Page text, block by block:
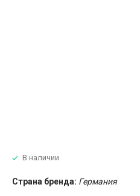
В наличии
Страна бренда: Германия